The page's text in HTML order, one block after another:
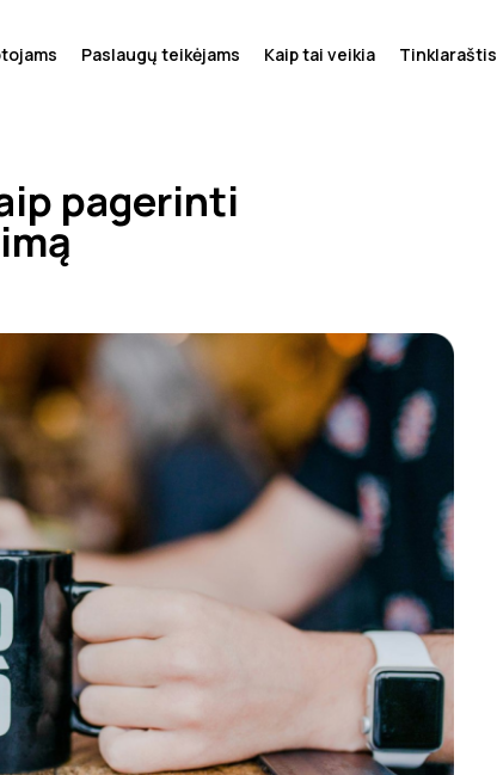
Paslaugų teikėjams Kaip tai veikia Tinklaraštis
pagerinti